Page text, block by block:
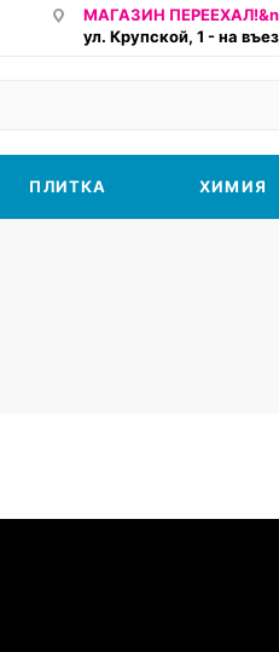
МАГАЗИН
ул. Крупской, 1 - на
ПЛИТКА ХИМИЯ